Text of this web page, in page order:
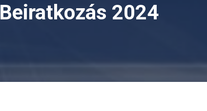
Beiratkozás 2024